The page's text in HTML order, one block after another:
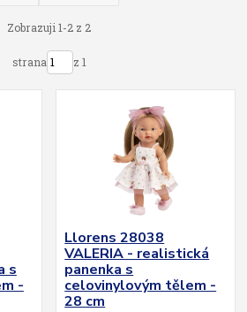
Zobrazuji 1-2 z 2
strana z 1
s
-
Llorens 28038
VALERIA - realistická
panenka s
celovinylovým tělem -
28 cm